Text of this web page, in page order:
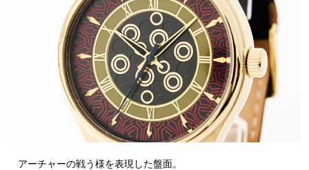
アーチャーの戦う様を表現した盤面。